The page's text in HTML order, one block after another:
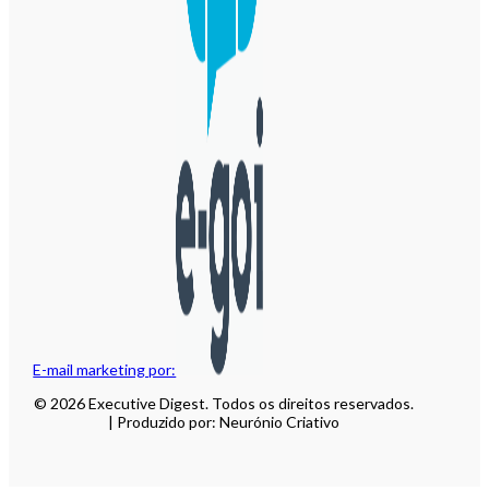
E-mail marketing por:
© 2026 Executive Digest. Todos os direitos reservados.
| Produzido por: Neurónio Criativo